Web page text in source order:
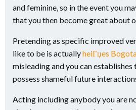
and feminine, so in the event you
that you then become great about
Pretending as specific improved
like to be is actuallyheiГџes
misleading and you can establishes
possess shameful future
Acting including anybody you are